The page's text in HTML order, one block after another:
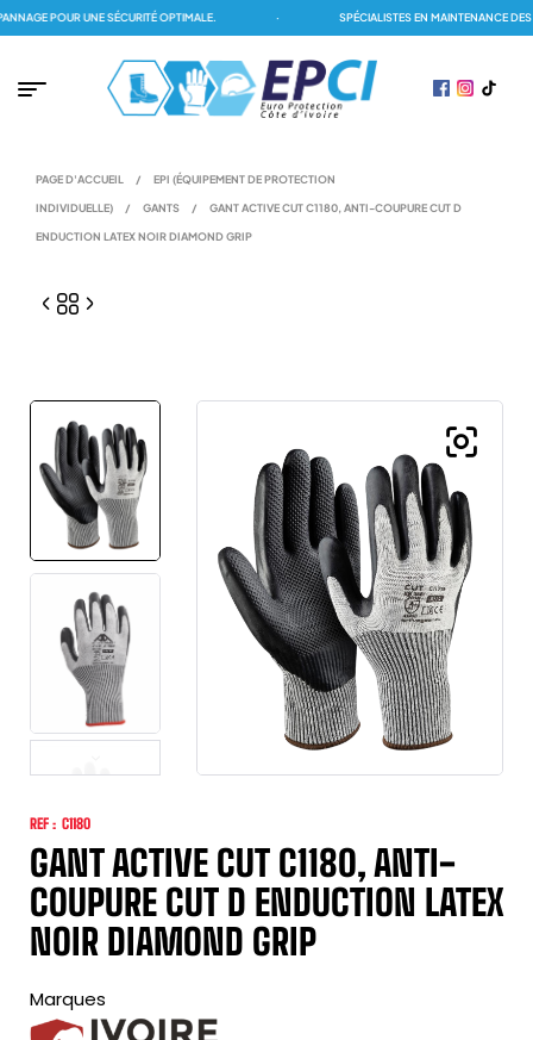
POUR UNE SÉCURITÉ OPTIMALE. SPÉCIALISTES EN MAINTENANCE DES
PAGE D'ACCUEIL / EPI (ÉQUIPEMENT DE PROTECTION
INDIVIDUELLE) / GANTS / GANT ACTIVE CUT C1180, ANTI-COUPURE CUT D
ENDUCTION LATEX NOIR DIAMOND GRIP
REF : C1180
GANT ACTIVE CUT C1180, ANTI-
COUPURE CUT D ENDUCTION LATEX
NOIR DIAMOND GRIP
Marques